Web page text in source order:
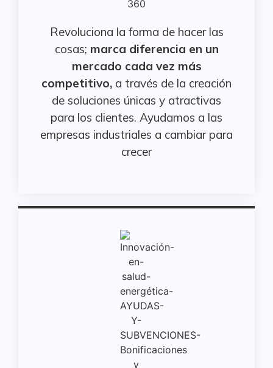
Revoluciona la forma de hacer las
cosas; marca diferencia en un
mercado cada vez más
competitivo, a través de la creación
de soluciones únicas y atractivas
para los clientes. Ayudamos a las
empresas industriales a cambiar para
crecer